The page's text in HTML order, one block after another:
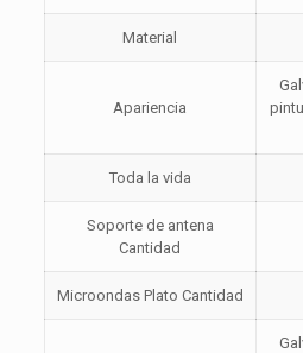
Material
Apariencia
Toda la vida
Soporte de antena
Cantidad
Microondas Plato Cantidad